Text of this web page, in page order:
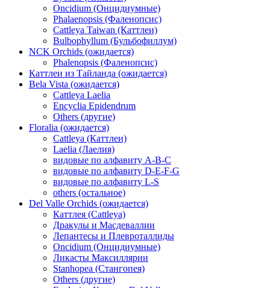
Oncidium (Онцидиумные)
Phalaenopsis (Фаленопсис)
Cattleya Taiwan (Каттлеи)
Bulbophyllum (Бульбофиллум)
NCK Orchids (ожидается)
Phalenopsis (Фаленопсис)
Каттлеи из Тайланда (ожидается)
Bela Vista (ожидается)
Cattleya Laelia
Encyclia Epidendrum
Others (другие)
Floralia (ожидается)
Cattleya (Каттлеи)
Laelia (Лаелия)
видовые по алфавиту A-B-C
видовые по алфавиту D-E-F-G
видовые по алфавиту L-S
others (остальное)
Del Valle Orchids (ожидается)
Каттлея (Cattleya)
Дракулы и Масдеваллии
Лепантесы и Плевроталлиды
Oncidium (Онцидиумные)
Ликасты Максиллярии
Stanhopea (Стангопея)
Others (другие)